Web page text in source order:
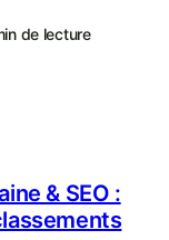
de lecture
& SEO :